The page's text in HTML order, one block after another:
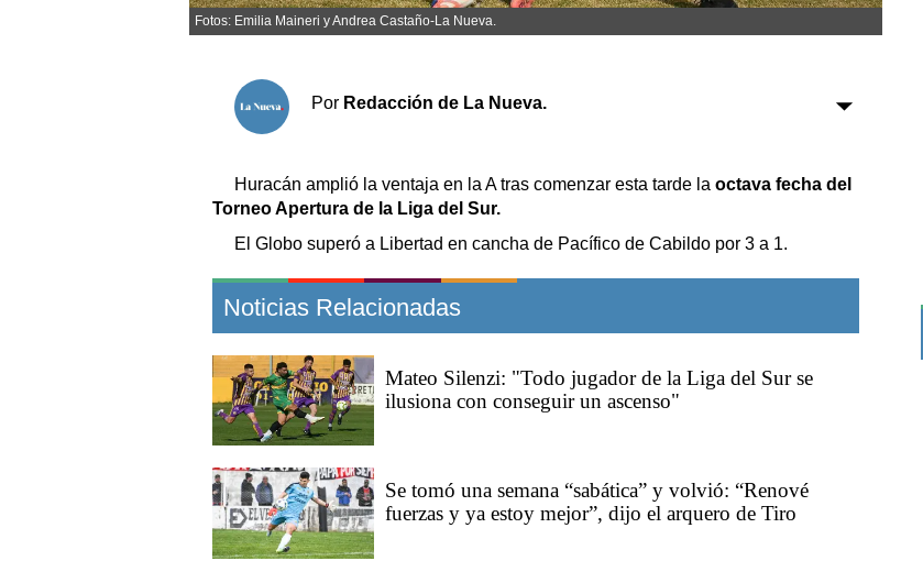
Suplementos
Farmacias
Loterías
Edictos
Teléfonos de urgencia
Fotos: Emilia Maineri y Andrea Castaño-La Nueva.
Por Redacción de La Nueva.
Huracán amplió la ventaja en la A tras comenzar esta tarde la octava fecha del
Torneo Apertura de la Liga del Sur.
El Globo superó a Libertad en cancha de Pacífico de Cabildo por 3 a 1.
Noticias Relacionadas
Mateo Silenzi: "Todo jugador de la Liga del Sur se
ilusiona con conseguir un ascenso"
Se tomó una semana “sabática” y volvió: “Renové
fuerzas y ya estoy mejor”, dijo el arquero de Tiro